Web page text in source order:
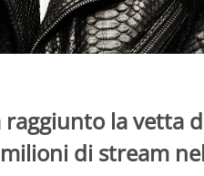
la vetta
di stream